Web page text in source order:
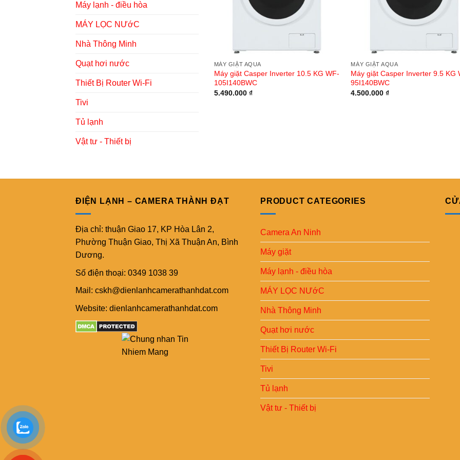
Máy lạnh - điều hòa
MÁY LỌC NƯớC
Nhà Thông Minh
Quạt hơi nước
Thiết Bị Router Wi-Fi
Tivi
Tủ lạnh
Vật tư - Thiết bị
MÁY GIẶT AQUA
Máy giặt Casper Inverter 10.5 KG WF-
105I140BWC
5.490.000 ₫
MÁY GIẶT AQUA
Máy giặt Casper Inverter 9.5 KG
95I140BWC
4.500.000₫
ĐIỆN LẠNH – CAMERA THÀNH ĐẠT
Địa chỉ: thuận Giao 17, KP Hòa Lân 2,
Phường Thuận Giao, Thị Xã Thuận An, Bình
Dương.
Số điện thoại: 0349 1038 39
Mail: cskh@dienlanhcamerathanhdat.com
Website: dienlanhcamerathanhdat.com
PRODUCT CATEGORIES
Camera An Ninh
Máy giặt
Máy lạnh - điều hòa
MÁY LỌC NƯớC
Nhà Thông Minh
Quạt hơi nước
Thiết Bị Router Wi-Fi
Tivi
Tủ lạnh
Vật tư - Thiết bị